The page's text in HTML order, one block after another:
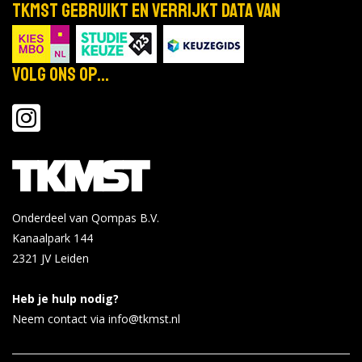
okt
26
2026
Proefstuderen HBO-Rechten
Locatie:
Tijd: 10:00 - 13:00
Avans Hogeschool - Den Bosch
28
2026
oktober
TKMST gebruikt en verrijkt data van
Volg ons op...
Onderdeel van Qompas B.V.
Kanaalpark 144
2321 JV Leiden
Heb je hulp nodig?
Neem contact via info@tkmst.nl